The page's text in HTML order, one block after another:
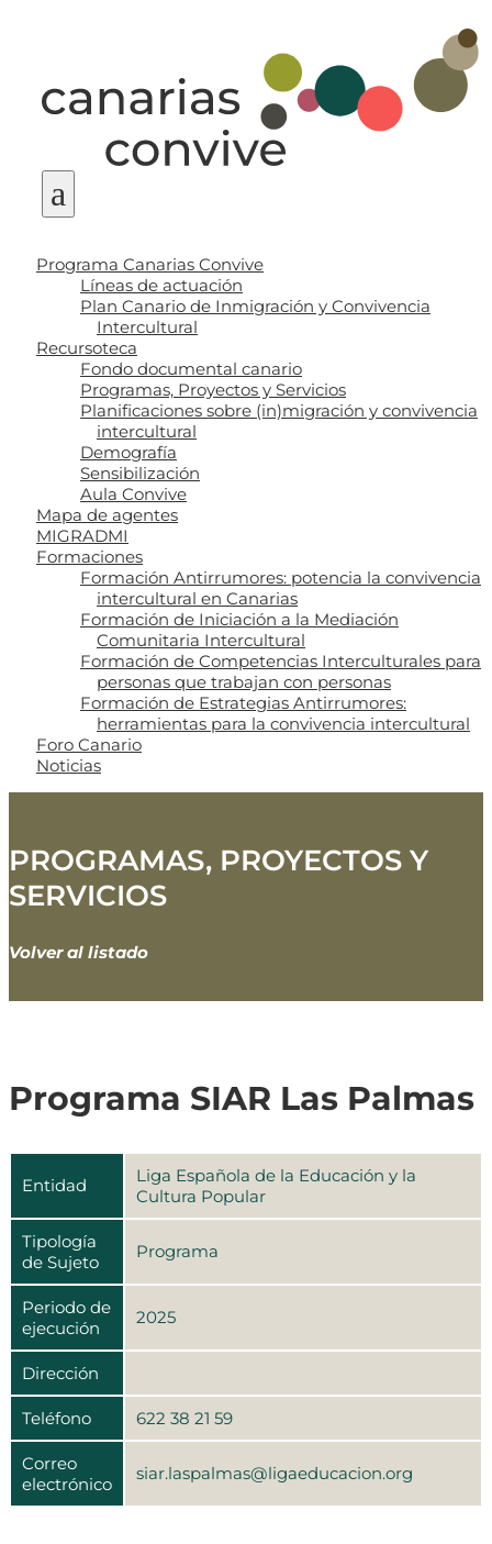
a
Programa Canarias Convive
Líneas de actuación
Plan Canario de Inmigración y Convivencia
Intercultural
Recursoteca
Fondo documental canario
Programas, Proyectos y Servicios
Planificaciones sobre (in)migración y convivencia
intercultural
Demografía
Sensibilización
Aula Convive
Mapa de agentes
MIGRADMI
Formaciones
Formación Antirrumores: potencia la convivencia
intercultural en Canarias
Formación de Iniciación a la Mediación
Comunitaria Intercultural
Formación de Competencias Interculturales para
personas que trabajan con personas
Formación de Estrategias Antirrumores:
herramientas para la convivencia intercultural
Foro Canario
Noticias
PROGRAMAS, PROYECTOS Y
SERVICIOS
Volver al listado
Programa SIAR Las Palmas
Entidad
Liga Española de la Educación y la
Cultura Popular
Tipología
de Sujeto
Programa
Periodo de
ejecución
2025
Dirección
Teléfono 622 38 21 59
Correo
electrónico
siar.laspalmas@ligaeducacion.org